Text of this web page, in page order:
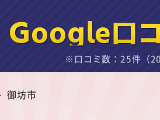
Google口
※口コミ数：25件（
御坊市